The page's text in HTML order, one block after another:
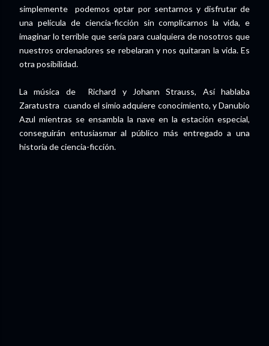
simplemente podemos optar por sentarnos y disfrutar de
una película de ciencia-ficción sin complicarnos la vida, e
imaginar lo terrible que sería para cualquiera de nosotros que
nuestros ordenadores se rebelaran y nos quitaran la vida. Es
otra posibilidad.
La música de Richard y Johann Strauss, Así hablaba
Zaratustra cuando el simio adquiere conocimiento, y Danubio
Azul mientras se ensambla la nave en la estación especial,
conseguirán entusiasmar al público más entregado a una
historia de ciencia-ficción.